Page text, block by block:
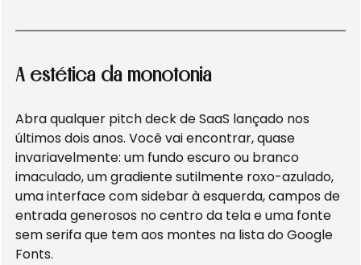
A estética da monotonia
Abra qualquer pitch deck de SaaS lançado nos
últimos dois anos. Você vai encontrar, quase
invariavelmente: um fundo escuro ou branco
imaculado, um gradiente sutilmente roxo-azulado,
uma interface com sidebar à esquerda, campos de
entrada generosos no centro da tela e uma fonte
sem serifa que tem aos montes na lista do Google
Fonts.